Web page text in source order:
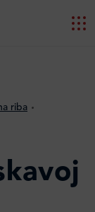
riba